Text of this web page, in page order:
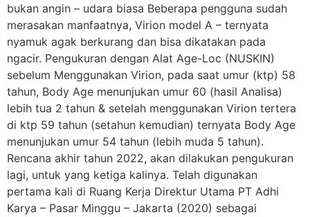
bukan angin – udara biasa Beberapa pengguna sudah
merasakan manfaatnya, Virion model A – ternyata
nyamuk agak berkurang dan bisa dikatakan pada
ngacir. Pengukuran dengan Alat Age-Loc (NUSKIN)
sebelum Menggunakan Virion, pada saat umur (ktp) 58
tahun, Body Age menunjukan umur 60 (hasil Analisa)
lebih tua 2 tahun & setelah menggunakan Virion tertera
di ktp 59 tahun (setahun kemudian) ternyata Body Age
menunjukan umur 54 tahun (lebih muda 5 tahun).
Rencana akhir tahun 2022, akan dilakukan pengukuran
lagi, untuk yang ketiga kalinya. Telah digunakan
pertama kali di Ruang Kerja Direktur Utama PT Adhi
Karya – Pasar Minggu – Jakarta (2020) sebagai